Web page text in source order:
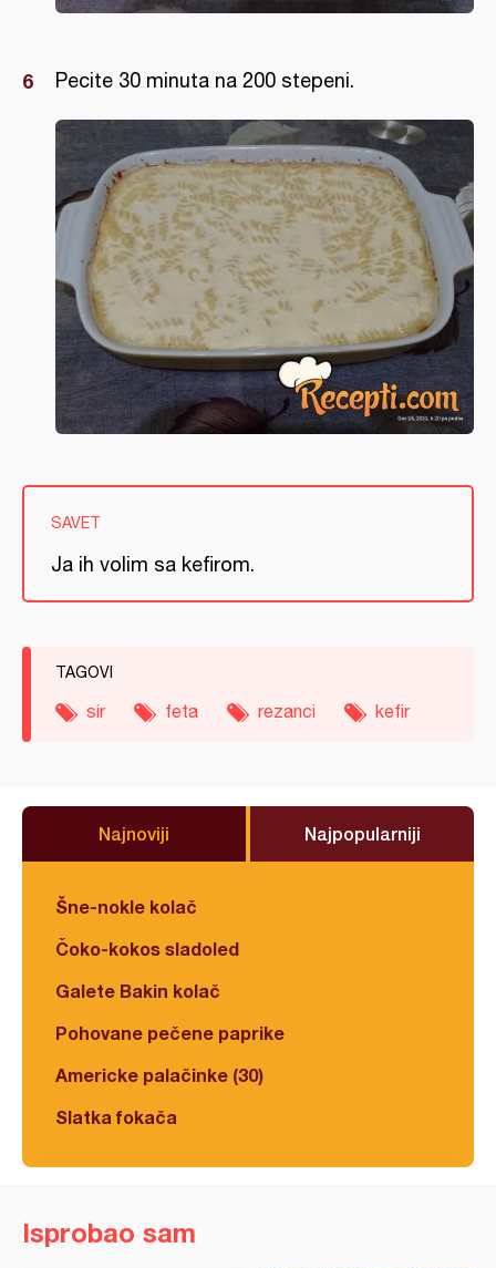
Pecite 30 minuta na 200 stepeni.
SAVET
Ja ih volim sa kefirom.
TAGOVI
sir feta rezanci kefir
Najnoviji Najpopularniji
Šne-nokle kolač
Čoko-kokos sladoled
Galete Bakin kolač
Pohovane pečene paprike
Americke palačinke (30)
Slatka fokača
Isprobao sam